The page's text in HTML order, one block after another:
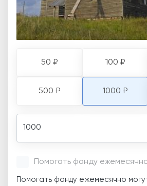
50 ₽ 100 ₽
500 ₽ 1000 ₽
Помогать фонду
Помогать фонду ежемесячно